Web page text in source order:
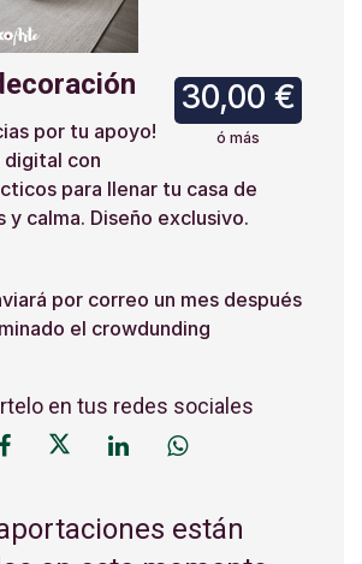
30,00 €
ó más
por tu apoyo!
digital con
para llenar tu casa de
y calma. Diseño exclusivo.
por correo un mes después
el crowdunding
en tus redes sociales
están